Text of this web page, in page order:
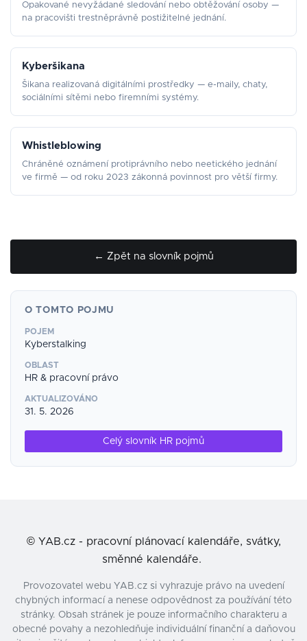
Opakované nevyžádané sledování nebo obtěžování osoby —
na pracovišti trestněprávně postižitelné jednání.
Kyberšikana
Šikana realizovaná digitálními prostředky — e-maily, chaty,
sociálními sítěmi nebo firemními systémy.
Whistleblowing
Chráněné oznámení protiprávního nebo neetického jednání
ve firmě — od roku 2023 zákonná povinnost pro větší firmy.
← Zpět na slovník pojmů
O TOMTO POJMU
POJEM
Kyberstalking
OBLAST
HR & pracovní právo
AKTUALIZOVÁNO
31. 5. 2026
Celý slovník HR pojmů
© YAB.cz - pracovní plánovací kalendáře, svátky,
směnné kalendáře.
Provozovatel webu YAB.cz si vyhrazuje právo na uvedení
chybných informací a nenese odpovědnost za používání této
stránky. Obsah stránek je pouze informačního charakteru a
obecné povahy a nezohledňuje individuální finanční a daňovou